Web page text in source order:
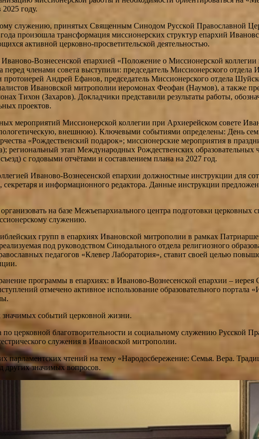
году.
служению, принятых Священным Синодом Русской Православной
произошла трансформация миссионерских структур епархий
активной церковно-просветительской деятельностью.
Вознесенской епархией «Положение о Миссионерской
членами совета выступили: председатель Миссионерского
Андрей Ефанов, председатель Миссионерского отдела
Ивановской митрополии иеромонах Феофан (Наумов), а также
Тихон (Захаров). Докладчики представили результаты работы,
проектов.
мероприятий Миссионерской коллегии при Архиерейском совете
внешнюю). Ключевыми событиями определены: День
«Рождественский подарок»; миссионерские мероприятия в
этап Международных Рождественских образовательных
с годовыми отчётами и составлением плана на 2027 год.
Иваново-Вознесенской епархии должностные инструкции для
и информационного редактора. Данные инструкции
на базе Межъепархиального центра подготовки
служению.
групп в епархиях Ивановской митрополии в рамках
под руководством Синодального отдела религиозного
педагогов «Клевер Лаборатория», ставит своей целью
программы в епархиях: в Иваново-Вознесенской епархии –
отмечено активное использование образовательного портала
значимых событий церковной жизни.
церковной благотворительности и социальному служению Русской
служения в Ивановской митрополии.
парламентских чтений на тему «Народосбережение: Семья. Вера.
значимых вопросов.